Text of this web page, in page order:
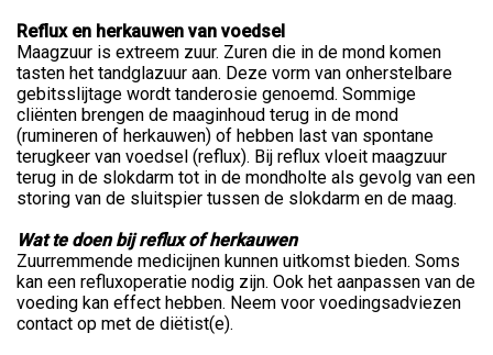
Reflux en herkauwen van voedsel
Maagzuur is extreem zuur. Zuren die in de mond komen
tasten het tandglazuur aan. Deze vorm van onherstelbare
gebitsslijtage wordt tanderosie genoemd. Sommige
cliënten brengen de maaginhoud terug in de mond
(rumineren of herkauwen) of hebben last van spontane
terugkeer van voedsel (reflux). Bij reflux vloeit maagzuur
terug in de slokdarm tot in de mondholte als gevolg van een
storing van de sluitspier tussen de slokdarm en de maag.
Wat te doen bij reflux of herkauwen
Zuurremmende medicijnen kunnen uitkomst bieden. Soms
kan een refluxoperatie nodig zijn. Ook het aanpassen van de
voeding kan effect hebben. Neem voor voedingsadviezen
contact op met de diëtist(e).